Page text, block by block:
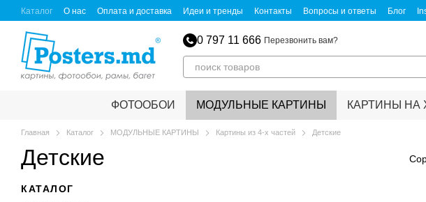
Перейти к основному контенту
Каталог О нас Оплата и доставка Идеи и тренды Контакты Вопросы и ответы Блог
0 797 11 666 Перезвонить вам?
ФОТООБОИ МОДУЛЬНЫЕ КАРТИНЫ КАРТИНЫ НА
Главная Каталог МОДУЛЬНЫЕ КАРТИНЫ Картины из 4-х частей Детские
Детские
КАТАЛОГ